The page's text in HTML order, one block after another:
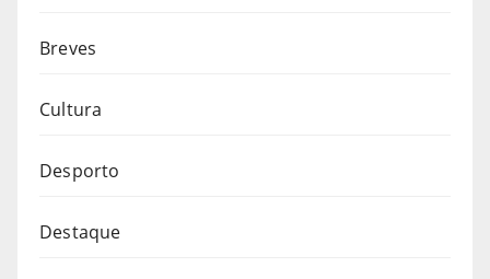
Breves
Cultura
Desporto
Destaque